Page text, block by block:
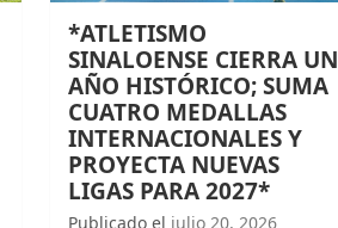
*ATLETISMO
SINALOENSE CIERRA UN
AÑO HISTÓRICO; SUMA
CUATRO MEDALLAS
INTERNACIONALES Y
PROYECTA NUEVAS
LIGAS PARA 2027*
Publicado el julio 20, 2026